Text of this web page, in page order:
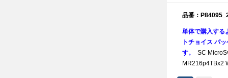
品番：
単体で購入する
トチョイス パ
す。
SC
MR216p4TBx2